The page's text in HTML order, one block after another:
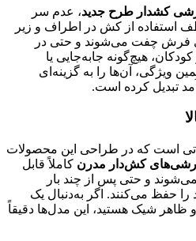
کشدار طرح جدید، عدم سر
از کش‌ در اطراف و زیر
فرش چفت می‌شوند و حتی در
هیچ‌گونه جابه‌جایی یا
ویژگی، آن‌ها را به گزینه‌ای
تبدیل کرده است.
است که در طراحی این محصولات
کش‌دار مدرن کاملاً قابل
و حتی پس از چند بار
حفظ می‌کنند. اگر به‌دنبال یک
و ظاهر شیک هستید، این مدل‌ها دقیقاً